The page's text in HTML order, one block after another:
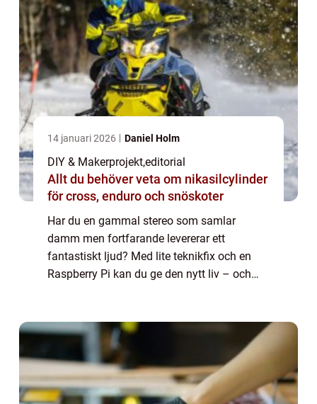
14 januari 2026 Daniel Holm
DIY & Makerprojekt,editorial
Allt du behöver veta om nikasilcylinder
för cross, enduro och snöskoter
Har du en gammal stereo som samlar
damm men fortfarande levererar ett
fantastiskt ljud? Med lite teknikfix och en
Raspberry Pi kan du ge den nytt liv – och